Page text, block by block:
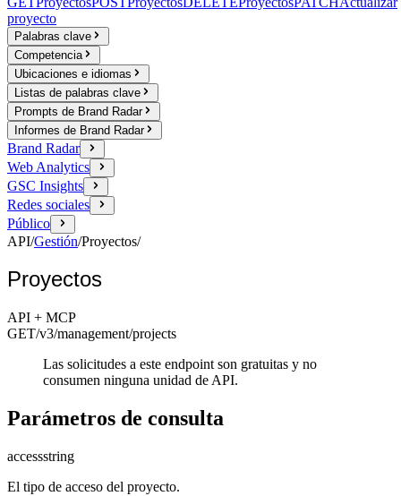
proyecto
Palabras clave
Competencia
Ubicaciones e idiomas
Listas de palabras clave
Prompts de Brand Radar
Informes de Brand Radar
Brand Radar
Web Analytics
GSC Insights
Redes sociales
Público
API/Gestión/Proyectos/
Proyectos
API + MCP
GET/v3/management/projects
Las solicitudes a este endpoint son gratuitas y no
consumen ninguna unidad de API.
Parámetros de consulta
accessstring
El tipo de acceso del proyecto.